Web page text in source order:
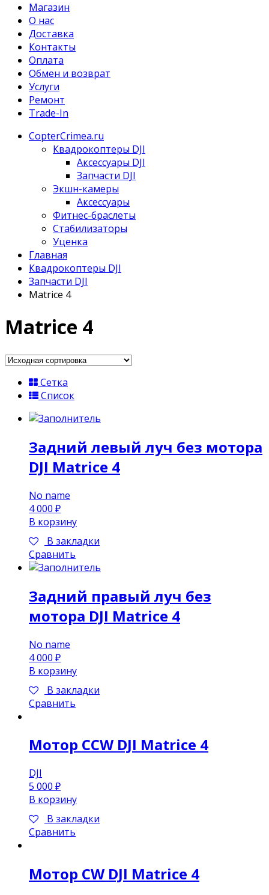
Магазин
О нас
Доставка
Контакты
Оплата
Обмен и возврат
Услуги
Ремонт
Trade-In
CopterCrimea.ru
Квадрокоптеры DJI
Аксессуары DJI
Запчасти DJI
Экшн-камеры
Аксессуары
Фитнес-браслеты
Стабилизаторы
Уценка
Главная
Квадрокоптеры DJI
Запчасти DJI
Matrice 4
Matrice 4
Сетка
Список
Задний левый луч без мотора
DJI Matrice 4
No name
4 000 ₽
В корзину
В закладки
Сравнить
Задний правый луч без
мотора DJI Matrice 4
No name
4 000 ₽
В корзину
В закладки
Сравнить
Мотор CCW DJI Matrice 4
DJI
5 000 ₽
В корзину
В закладки
Сравнить
Мотор CW DJI Matrice 4